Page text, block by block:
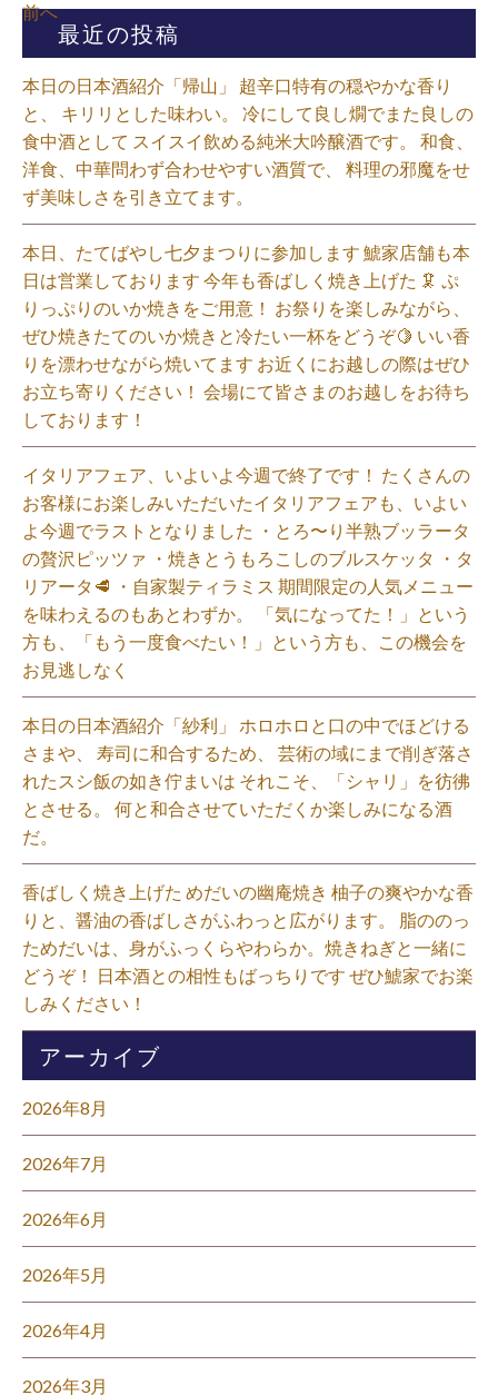
前へ
最近の投稿
本日の日本酒紹介「帰山」 超辛口特有の穏やかな香り
と、 キリリとした味わい。 冷にして良し燗でまた良しの
食中酒として スイスイ飲める純米大吟醸酒です。 和食、
洋食、中華問わず合わせやすい酒質で、 料理の邪魔をせ
ず美味しさを引き立てます。
本日、たてばやし七夕まつりに参加します 鯱家店舗も本
日は営業しております️ 今年も香ばしく焼き上げた 🦑 ぷ
りっぷりのいか焼きをご用意！ お祭りを楽しみながら、
ぜひ焼きたてのいか焼きと冷たい一杯をどうぞ🍋 いい香
りを漂わせながら焼いてます お近くにお越しの際はぜひ
お立ち寄りください！ 会場にて皆さまのお越しをお待ち
しております！
イタリアフェア、いよいよ今週で終了です！ たくさんの
お客様にお楽しみいただいたイタリアフェアも、いよい
よ今週でラストとなりました ・とろ〜り半熟ブッラータ
の贅沢ピッツァ ・焼きとうもろこしのブルスケッタ ・タ
リアータ🥩 ・自家製ティラミス 期間限定の人気メニュー
を味わえるのもあとわずか。 「気になってた！」という
方も、「もう一度食べたい！」という方も、この機会を
お見逃しなく⁡
本日の日本酒紹介「紗利」 ホロホロと口の中でほどける
さまや、 寿司に和合するため、 芸術の域にまで削ぎ落さ
れたスシ飯の如き佇まいは それこそ、「シャリ」を彷彿
とさせる。 何と和合させていただくか楽しみになる酒
だ。⁡
香ばしく焼き上げた めだいの幽庵焼き 柚子の爽やかな香
りと、醤油の香ばしさがふわっと広がります。 脂ののっ
ためだいは、身がふっくらやわらか。焼きねぎと一緒に
どうぞ！ 日本酒との相性もばっちりです ぜひ鯱家でお楽
しみください！⁡
アーカイブ
2026年8月
2026年7月
2026年6月
2026年5月
2026年4月
2026年3月